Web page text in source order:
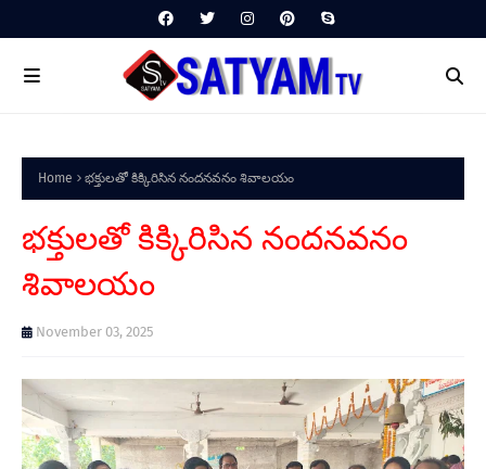
Home భక్తులతో కిక్కిరిసిన నందనవనం శివాలయం
భక్తులతో కిక్కిరిసిన నందనవనం
శివాలయం
November 03, 2025